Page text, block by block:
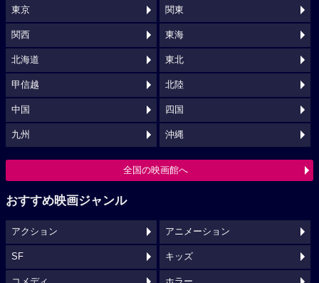
東京 関東
関西 東海
北海道 東北
甲信越 北陸
中国 四国
九州 沖縄
全国の映画館へ
おすすめ映画ジャンル
アクション アニメーション
SF キッズ